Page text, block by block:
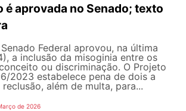
é aprovada no Senado; texto
Federal aprovou, na última
a inclusão da misoginia entre os
ou discriminação. O Projeto
2023 estabelece pena de dois a
além de multa, para...
de 2026